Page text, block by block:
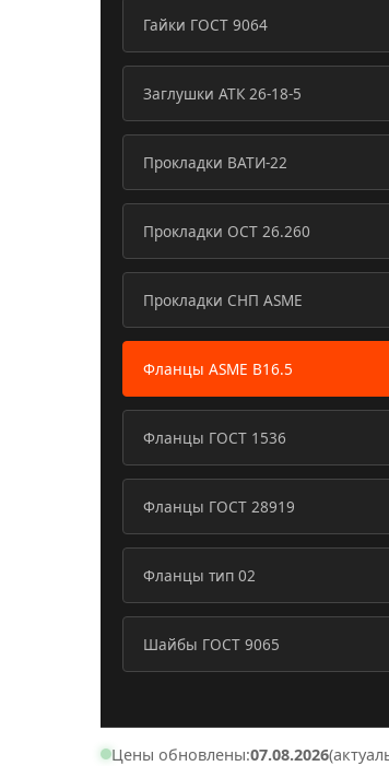
Гайки ГОСТ 9064
Заглушки АТК 26-18-5
Прокладки ВАТИ-22
Прокладки ОСТ 26.260
Прокладки СНП ASME
Фланцы ASME B16.5
Фланцы ГОСТ 1536
Фланцы ГОСТ 28919
Фланцы тип 02
Шайбы ГОСТ 9065
Цены обновлены:07.08.2026